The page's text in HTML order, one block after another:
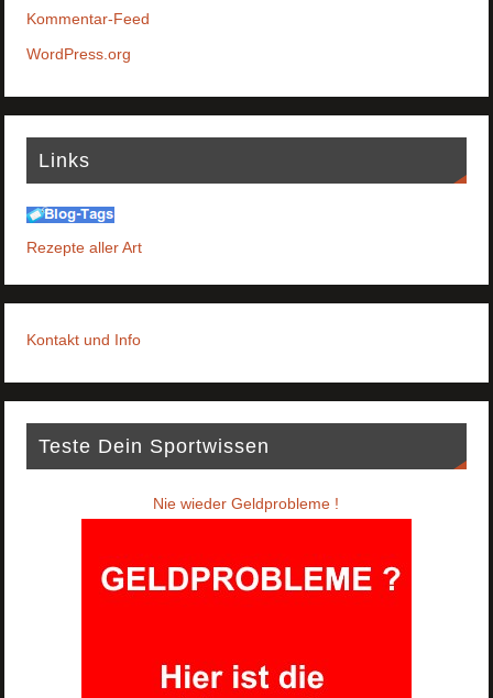
Kommentar-Feed
WordPress.org
Links
Rezepte aller Art
Kontakt und Info
Teste Dein Sportwissen
Nie wieder Geldprobleme !